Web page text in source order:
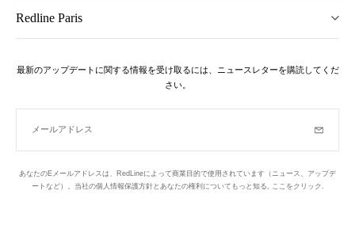
Redline Paris
最新のアップデートに関する情報を受け取るには、ニュースレターを購読してくだ
さい。
メールアドレス
あなたのEメールアドレスは、RedLineによって商業目的で使用されています（ニュース、アップデ
ートなど）。当社の個人情報保護方針とあなたの権利についてもっと知る,
ここをクリック